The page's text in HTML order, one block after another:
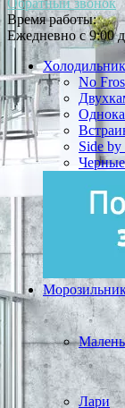
Обратный звонок
Время работы:
Ежедневно с 9:00
No
Side by
Черные
Лари